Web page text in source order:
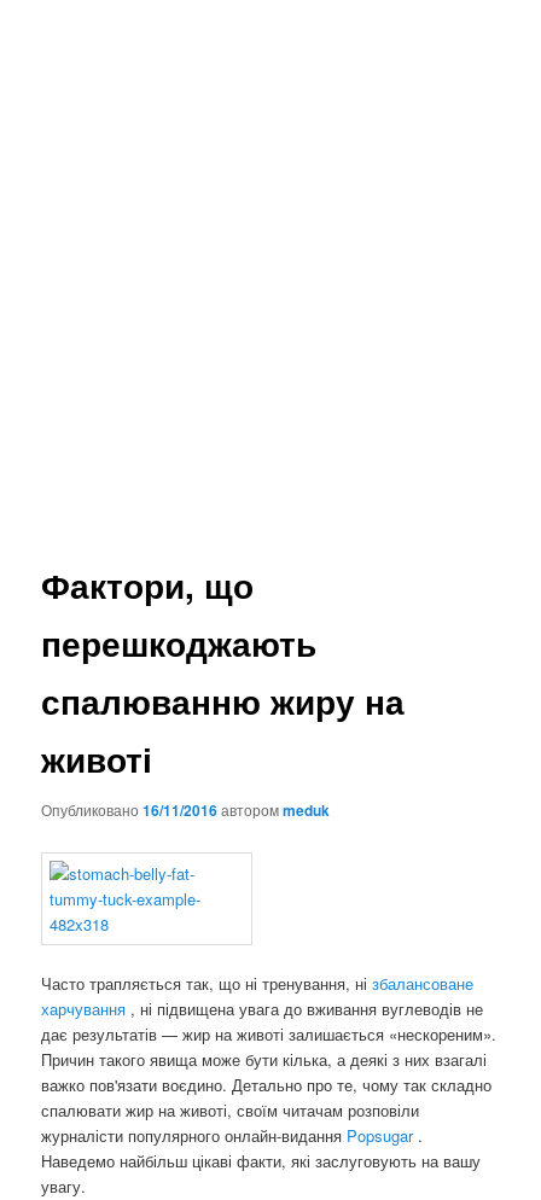
Фактори, що
перешкоджають
спалюванню жиру на
животі
Опубликовано16/11/2016авторомmeduk
Часто трапляється так, що ні тренування, нізбалансоване
харчування , ні підвищена увага до вживання вуглеводів не
дає результатів — жир на животі залишається «нескореним».
Причин такого явища може бути кілька, а деякі з них взагалі
важко пов'язати воєдино. Детально про те, чому так складно
спалювати жир на животі, своїм читачам розповіли
журналісти популярного онлайн-видання Popsugar .
Наведемо найбільш цікаві факти, які заслуговують на вашу
увагу.